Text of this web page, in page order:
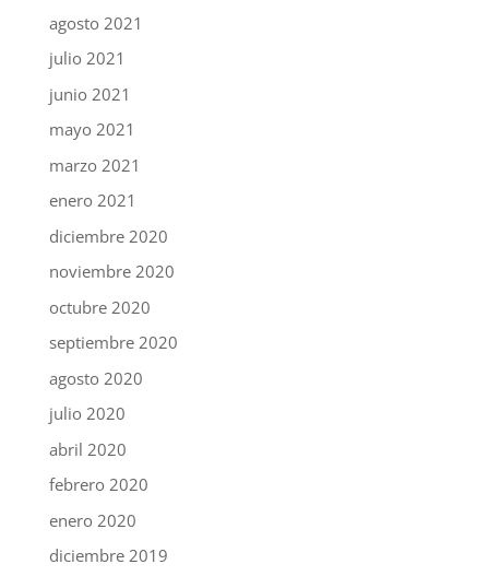
agosto 2021
julio 2021
junio 2021
mayo 2021
marzo 2021
enero 2021
diciembre 2020
noviembre 2020
octubre 2020
septiembre 2020
agosto 2020
julio 2020
abril 2020
febrero 2020
enero 2020
diciembre 2019